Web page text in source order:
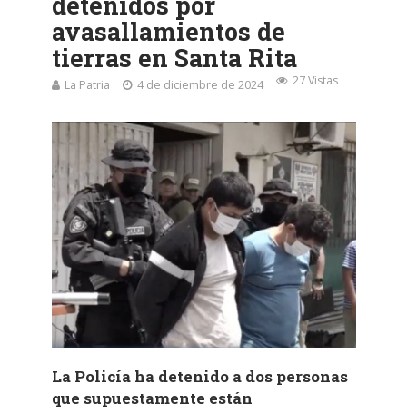
avasallamientos de
tierras en Santa Rita
La Patria 4 de diciembre de 2024 27 Vistas
La Policía ha detenido a dos personas
que supuestamente están